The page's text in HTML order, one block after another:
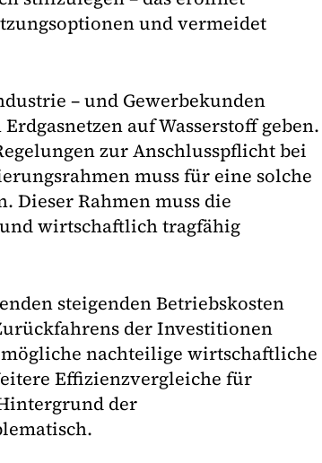
und vermeidet
– und Gewerbekunden
auf Wasserstoff geben.
zur Anschlusspflicht bei
muss für eine solche
Dieser Rahmen muss die
wirtschaftlich tragfähig
steigenden Betriebskosten
der Investitionen
nachteilige wirtschaftliche
Effizienzvergleiche für
der